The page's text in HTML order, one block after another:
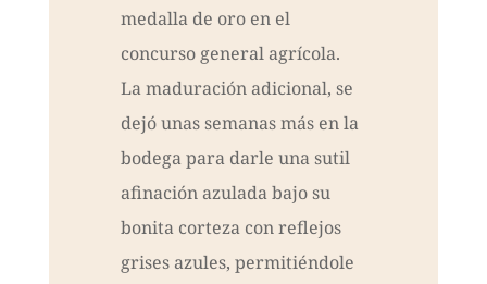
medalla de oro en el
concurso general agrícola.
La maduración adicional, se
dejó unas semanas más en la
bodega para darle una sutil
afinación azulada bajo su
bonita corteza con reflejos
grises azules, permitiéndole